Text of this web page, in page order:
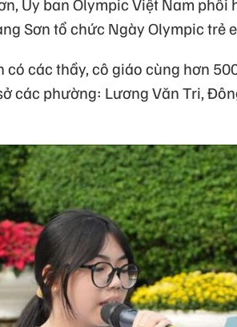
Sơn tổ chức Ngày Olympic trẻ
các thầy, cô giáo cùng hơn
các phường: Lương Văn Tri,